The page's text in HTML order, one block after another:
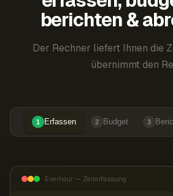
berichten &
Der Rechner liefert Ihnen die
übernimmt den
1 Erfassen 2 Budget 3
Everhour — Zeiterfassung